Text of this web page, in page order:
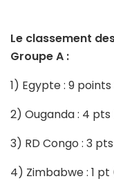
Le classement
Groupe A :
1) Egypte : 9
2) Ouganda : 4
3) RD Congo : 3
4) Zimbabwe : 1